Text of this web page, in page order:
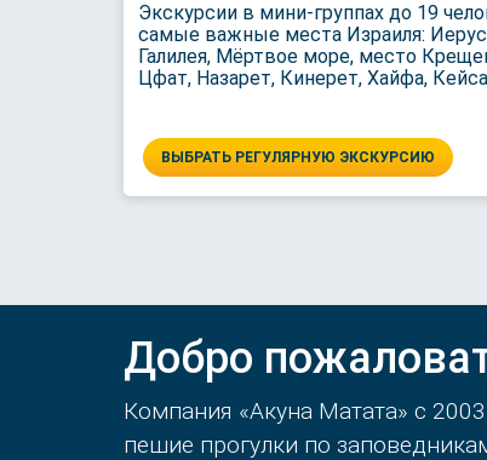
Экскурсии в мини-группах до 19
самые важные места Израиля:
Галилея, Мёртвое море, место
Цфат, Назарет, Кинерет, Хайфа,
ВЫБРАТЬ РЕГУЛЯРНУЮ ЭКСКУРСИЮ
Добро
Компания «Акуна Матата» с
пешие прогулки по